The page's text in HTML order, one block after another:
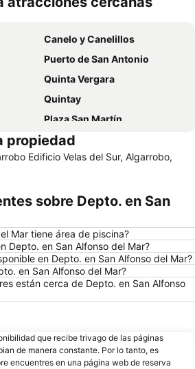
Canelo y Canelillos
Puerto de San Antonio
Quinta Vergara
Quintay
Plaza San Martín
Avenida Libertad
Cerro Alegre
Parque Reloj de Flores
Teatro Municipal
Miramar
Caleta Abarca
Puerto de Valparaiso
Laguna Sausalito
Neruda
Las Salinas
propiedad
Edificio Velas del Sur, Algarrobo,
sobre Depto. en San
Mar tiene área de piscina?
Depto. en San Alfonso del Mar?
en Depto. en San Alfonso del Mar?
en San Alfonso del Mar?
están cerca de Depto. en San Alfonso
que recibe trivago de las páginas
de manera constante. Por lo tanto, es
encuentres en una página web de reserva